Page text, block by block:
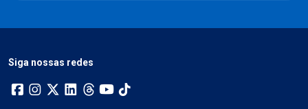
Siga nossas redes